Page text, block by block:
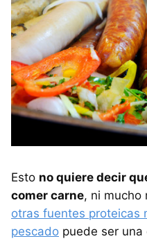
Esto no quiere decir
comer carne, ni mucho
otras fuentes proteicas
pescado puede ser